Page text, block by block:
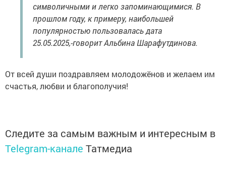
символичными и легко запоминающимися. В
прошлом году, к примеру, наибольшей
популярностью пользовалась дата
25.05.2025,-говорит Альбина Шарафутдинова.
От всей души поздравляем молодожёнов и желаем им
счастья, любви и благополучия!
Следите за самым важным и интересным в
Telegram-канале Татмедиа